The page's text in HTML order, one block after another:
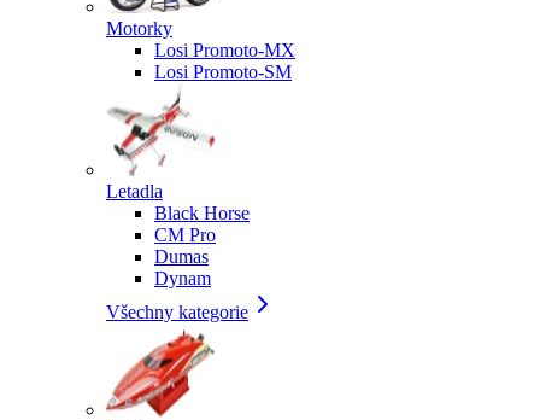
Motorky
Losi Promoto-MX
Losi Promoto-SM
Letadla
Black Horse
CM Pro
Dumas
Dynam
Všechny kategorie